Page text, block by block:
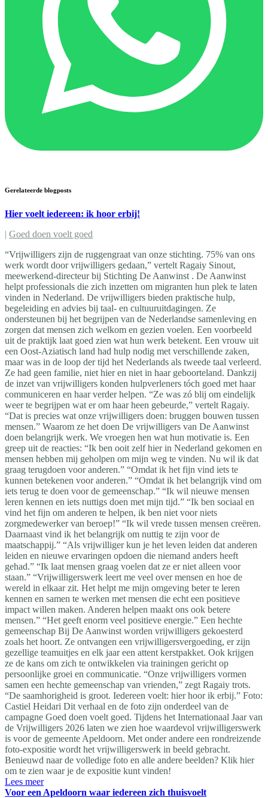
Gerelateerde blogposts
Hier voelt iedereen: ik hoor erbij!
| Goed doen voelt goed
“Vrijwilligers zijn de ruggengraat van onze stichting. 75% van ons
werk wordt door vrijwilligers gedaan,” vertelt Ragaiy Sinout,
meewerkend-directeur bij Stichting De Aanwinst . De Aanwinst
helpt professionals die zich inzetten om migranten hun plek te laten
vinden in Nederland. De vrijwilligers bieden praktische hulp,
begeleiding en advies bij taal- en cultuuruitdagingen. Ze
ondersteunen bij het begrijpen van de Nederlandse samenleving en
zorgen dat mensen zich welkom en gezien voelen. Een voorbeeld
uit de praktijk laat goed zien wat hun werk betekent. Een vrouw uit
een Oost-Aziatisch land had hulp nodig met verschillende zaken,
maar was in de loop der tijd het Nederlands als tweede taal verleerd.
Ze had geen familie, niet hier en niet in haar geboorteland. Dankzij
de inzet van vrijwilligers konden hulpverleners tóch goed met haar
communiceren en haar verder helpen. “Ze was zó blij om eindelijk
weer te begrijpen wat er om haar heen gebeurde,” vertelt Ragaiy.
“Dat is precies wat onze vrijwilligers doen: bruggen bouwen tussen
mensen.” Waarom ze het doen De vrijwilligers van De Aanwinst
doen belangrijk werk. We vroegen hen wat hun motivatie is. Een
greep uit de reacties: “Ik ben ooit zelf hier in Nederland gekomen en
mensen hebben mij geholpen om mijn weg te vinden. Nu wil ik dat
graag terugdoen voor anderen.” “Omdat ik het fijn vind iets te
kunnen betekenen voor anderen.” “Omdat ik het belangrijk vind om
iets terug te doen voor de gemeenschap.” “Ik wil nieuwe mensen
leren kennen en iets nuttigs doen met mijn tijd.” “Ik ben sociaal en
vind het fijn om anderen te helpen, ik ben niet voor niets
zorgmedewerker van beroep!” “Ik wil vrede tussen mensen creëren.
Daarnaast vind ik het belangrijk om nuttig te zijn voor de
maatschappij.” “Als vrijwilliger kun je het leven leiden dat anderen
leiden en nieuwe ervaringen opdoen die niemand anders heeft
gehad.” “Ik laat mensen graag voelen dat ze er niet alleen voor
staan.” “Vrijwilligerswerk leert me veel over mensen en hoe de
wereld in elkaar zit. Het helpt me mijn omgeving beter te leren
kennen en samen te werken met mensen die echt een positieve
impact willen maken. Anderen helpen maakt ons ook betere
mensen.” “Het geeft enorm veel positieve energie.” Een hechte
gemeenschap Bij De Aanwinst worden vrijwilligers gekoesterd
zoals het hoort. Ze ontvangen een vrijwilligersvergoeding, er zijn
gezellige teamuitjes en elk jaar een attent kerstpakket. Ook krijgen
ze de kans om zich te ontwikkelen via trainingen gericht op
persoonlijke groei en communicatie. “Onze vrijwilligers vormen
samen een hechte gemeenschap van vrienden,” zegt Ragaiy trots.
“De saamhorigheid is groot. Iedereen voelt: hier hoor ik erbij.” Foto:
Castiel Heidari Dit verhaal en de foto zijn onderdeel van de
campagne Goed doen voelt goed. Tijdens het Internationaal Jaar van
de Vrijwilligers 2026 laten we zien hoe waardevol vrijwilligerswerk
is voor de gemeente Apeldoorn. Met onder andere een rondreizende
foto-expositie wordt het vrijwilligerswerk in beeld gebracht.
Benieuwd naar de volledige foto en alle andere beelden? Klik hier
om te zien waar je de expositie kunt vinden!
Lees meer
Voor een Apeldoorn waar iedereen zich thuisvoelt